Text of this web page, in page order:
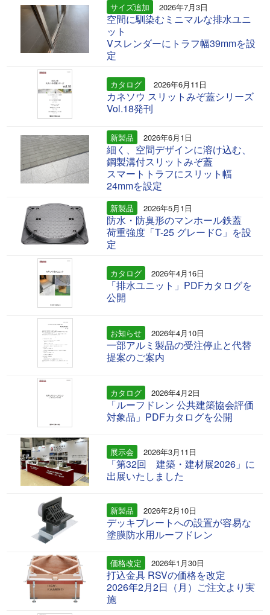
サイズ追加 2026年7月3日
空間に馴染むミニマルな排水ユニ
ット
Vスレンダーにトラフ幅39mmを設
定
カタログ 2026年6月11日
カネソウ スリットみぞ蓋シリーズ
Vol.18発刊
新製品 2026年6月1日
細く、空間デザインに溶け込む、
鋼製溝付スリットみぞ蓋
スマートトラフにスリット幅
24mmを設定
新製品 2026年5月1日
防水・防臭形のマンホール鉄蓋
荷重強度「T-25 グレードC」を設
定
カタログ 2026年4月16日
「排水ユニット」PDFカタログを
公開
お知らせ 2026年4月10日
一部アルミ製品の受注停止と代替
提案のご案内
カタログ 2026年4月2日
「ルーフドレン 公共建築協会評価
対象品」PDFカタログを公開
展示会 2026年3月11日
「第32回 建築・建材展2026」に
出展いたしました
新製品 2026年2月10日
デッキプレートへの設置が容易な
塗膜防水用ルーフドレン
価格改定 2026年1月30日
打込金具 RSVの価格を改定
2026年2月2日（月）ご注文より実
施